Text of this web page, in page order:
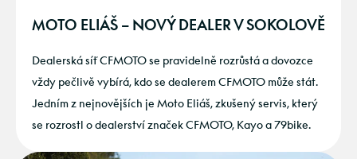
MOTO ELIÁŠ – NOVÝ DEALER V SOKOLOVĚ
Dealerská síť CFMOTO se pravidelně rozrůstá a dovozce
vždy pečlivě vybírá, kdo se dealerem CFMOTO může stát.
Jedním z nejnovějších je Moto Eliáš, zkušený servis, který
se rozrostl o dealerství značek CFMOTO, Kayo a 79bike.